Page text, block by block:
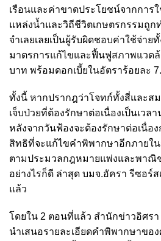
เรือนและค่าขาดประโยชน์จากการ
แหล่งน้ำและวิถีชีวิตเกษตรกรรมถูก
จำเลยเลยเป็นผู้รับผิดชอบค่าใช้จ่าย
มาตรการแก้ไขและฟื้นฟูสภาพแวดล้
บาท พร้อมดอกเบี้ยในอัตราร้อยละ
ทั้งนี้ หากปรากฎว่าโจทก์ทั้งสี่และส
เจ็บป่วยที่ต้องรักษาต่อเนื่องเป็นเวล
หลังจากวันฟ้องจะต้องรักษาต่อเนื่อ
สิทธิที่จะแก้ไขคำพิพากษาอีกภายใน
ตามประมวลกฎหมายแพ่งและพาณิ
อย่างไรก็ดี ล่าสุด บมจ.อัครา รีซอร์
แล้ว
โดยใน 2 ตอนที่แล้ว สำนักข่าวอิศรา
นำเสนอรายละเอียดคำพิพากษาขอ